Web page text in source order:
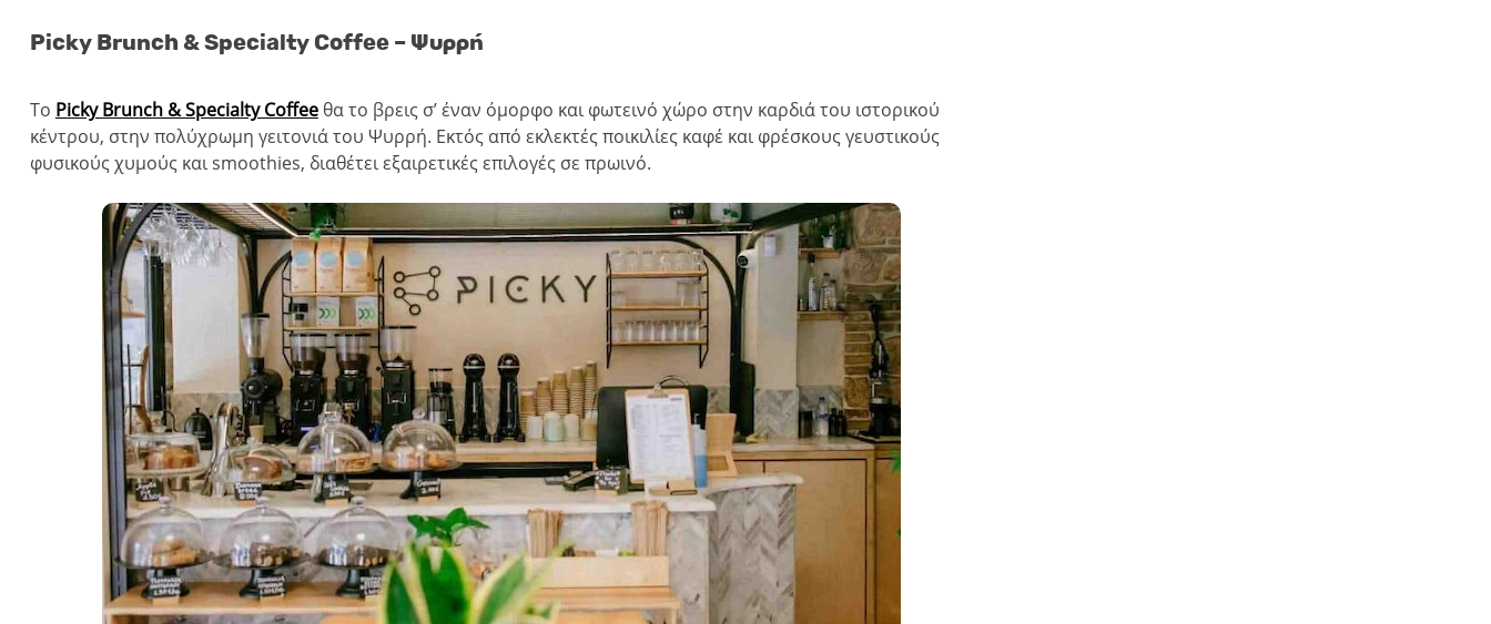
Picky Brunch & Specialty Coffee – Ψυρρή
Το Picky Brunch & Specialty Coffeeθα το βρεις σ’ έναν όμορφο και φωτεινό χώρο στην καρδιά του ιστορικού
κέντρου, στην πολύχρωμη γειτονιά του Ψυρρή. Εκτός από εκλεκτές ποικιλίες καφέ και φρέσκους γευστικούς
φυσικούς χυμούς και smoothies, διαθέτει εξαιρετικές επιλογές σε πρωινό.